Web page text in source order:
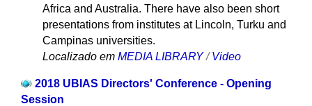
Africa and Australia. There have also been short
presentations from institutes at Lincoln, Turku and
Campinas universities.
Localizado em MEDIA LIBRARY /Video
2018 UBIAS Directors' Conference - Opening
Session